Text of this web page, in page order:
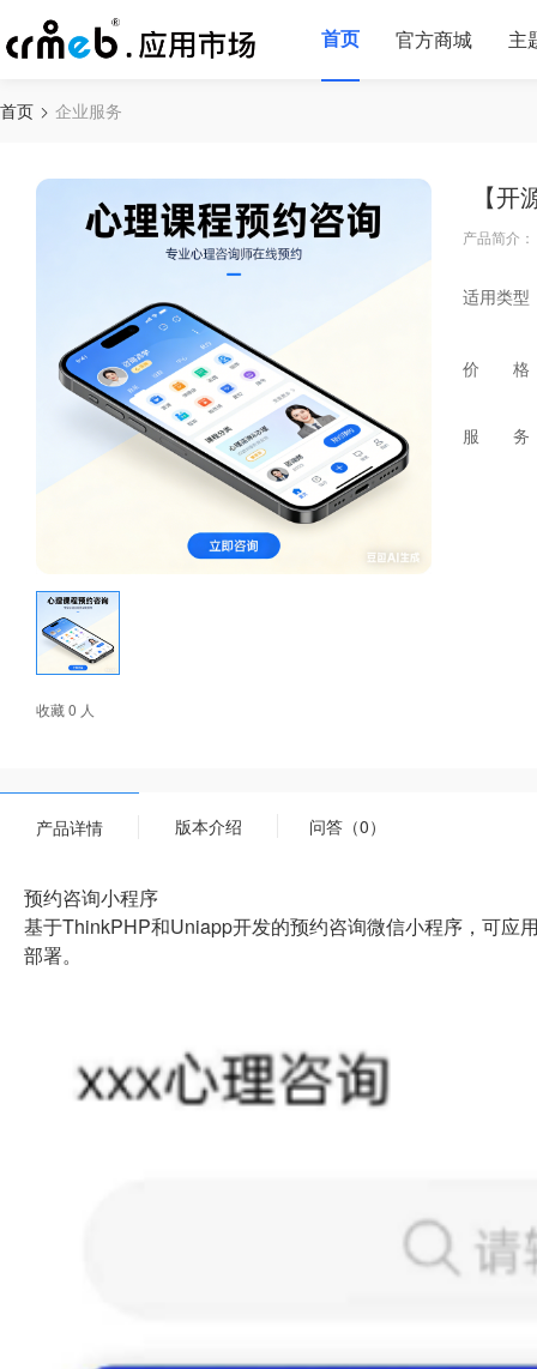
首页 官方商城 主
首页 企业服务
收藏 0 人
【
产品简介
适用类型
价 格
服 务
产品详情 版本介绍 问答（0）
预约咨询小程序
基于ThinkPHP和Uniapp开发的预约咨询微信小程序，可应
部署。